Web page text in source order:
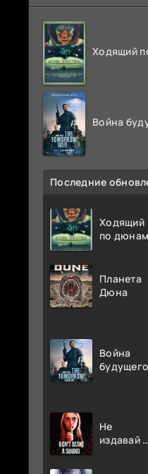
Ходящий
Война
Последние
Ходящий
по дюнам
Планета
Дюна
Война
будущего
Не
издавай ни